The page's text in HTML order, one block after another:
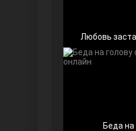
Любовь
Беда на